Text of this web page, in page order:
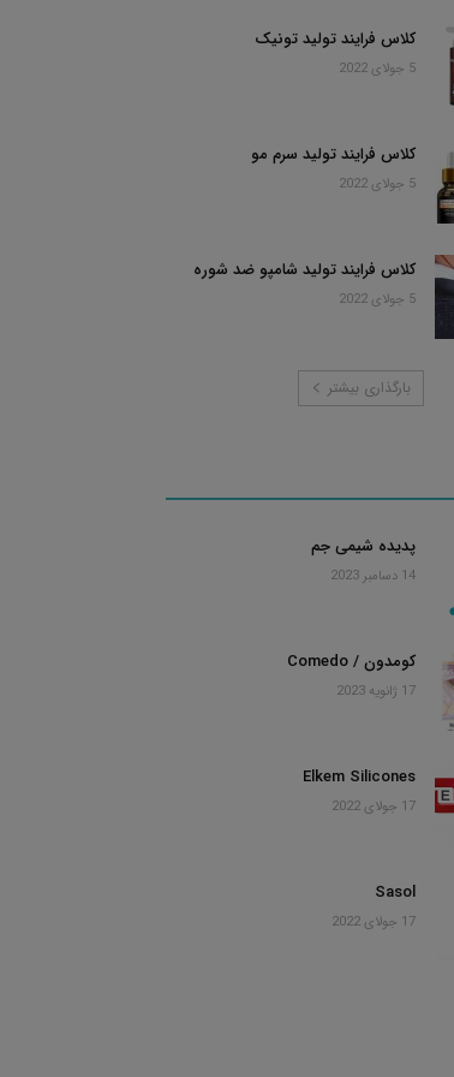
کلاس فرایند تولید تونیک
5 جولای 2022
کلاس فرایند تولید سرم مو
5 جولای 2022
کلاس فرایند تولید شامپو ضد شوره
5 جولای 2022
بارگذاری بیشتر
پدیده شیمی جم
14 دسامبر 2023
کومدون / Comedo
17 ژانویه 2023
Elkem Silicones
17 جولای 2022
Sasol
17 جولای 2022